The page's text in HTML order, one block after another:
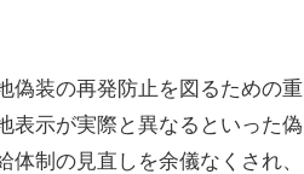
偽装の再発防止を図るための重
表示が実際と異なるといった偽
制の見直しを余儀なくされ、